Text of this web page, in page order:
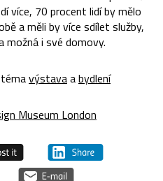
více, 70 procent lidí by mělo
a měli by více sdílet služby,
možná i své domovy.
výstavaabydlení
Museum London